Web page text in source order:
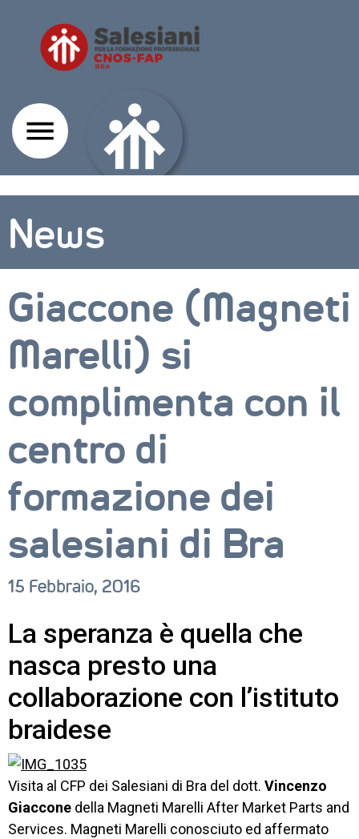
CORSI
NEWS
SETTORI
SERVIZI
LAVORO
News
Giaccone (Magneti
Marelli) si
complimenta con il
centro di
formazione dei
salesiani di Bra
15 Febbraio, 2016
La speranza è quella che
nasca presto una
collaborazione con l’istituto
braidese
Visita al CFP dei Salesiani di Bra del dott. Vincenzo
Giaccone della Magneti Marelli After Market Parts and
Services. Magneti Marelli conosciuto ed affermato